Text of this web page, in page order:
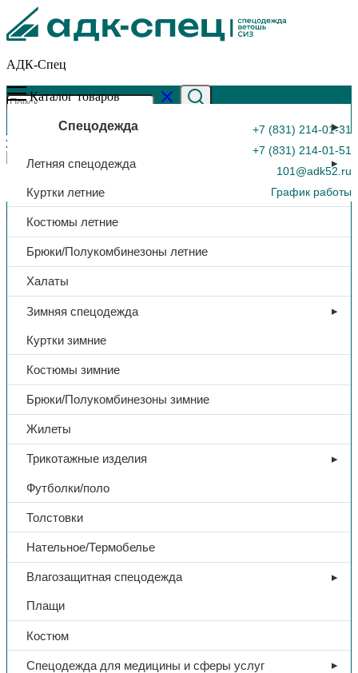
АДК-Спец
+7 (831) 214-01-31
+7 (831) 214-01-51
101@adk52.ru
График работы
0
Каталог товаров
Спецодежда
Летняя спецодежда
Куртки летние
Костюмы летние
Брюки/Полукомбинезоны летние
Халаты
Зимняя спецодежда
Куртки зимние
Костюмы зимние
Брюки/Полукомбинезоны зимние
Жилеты
Трикотажные изделия
Футболки/поло
Толстовки
Нательное/Термобелье
Влагозащитная спецодежда
Плащи
Костюм
Спецодежда для медицины и сферы услуг
Главная страница»Каталог»Бахилы, одноразовые, ПЭ, в уп.
50 пар
Изделия одноразового использования
Бахилы, одноразовые, ПЭ, в
уп. 50 пар
1,80₽